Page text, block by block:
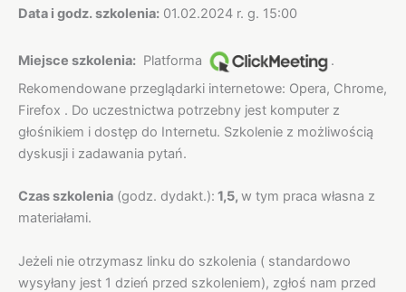
Data i godz. szkolenia: 01.02.2024 r. g. 15:00
Miejsce szkolenia: Platforma
.
Rekomendowane przeglądarki internetowe: Opera, Chrome,
Firefox . Do uczestnictwa potrzebny jest komputer z
głośnikiem i dostęp do Internetu. Szkolenie z możliwością
dyskusji i zadawania pytań.
Czas szkolenia (godz. dydakt.): 1,5, w tym praca własna z
materiałami.
Jeżeli nie otrzymasz linku do szkolenia ( standardowo
wysyłany jest 1 dzień przed szkoleniem), zgłoś nam przed